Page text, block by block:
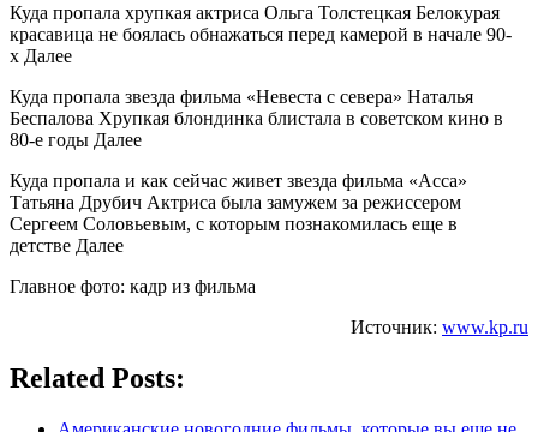
Куда пропала хрупкая актриса Ольга Толстецкая Белокурая
красавица не боялась обнажаться перед камерой в начале 90-
х Далее
Куда пропала звезда фильма «Невеста с севера» Наталья
Беспалова Хрупкая блондинка блистала в советском кино в
80-е годы Далее
Куда пропала и как сейчас живет звезда фильма «Асса»
Татьяна Друбич Актриса была замужем за режиссером
Сергеем Соловьевым, с которым познакомилась еще в
детстве Далее
Главное фото: кадр из фильма
Источник: www.kp.ru
Related Posts: